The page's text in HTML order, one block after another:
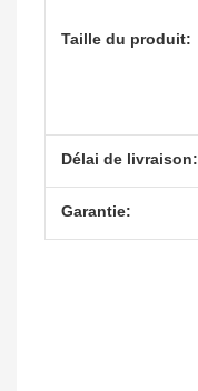
Taille du produit:
Délai de livraison:
Garantie: